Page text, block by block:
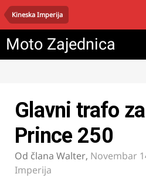
Kineska Imperija
Moto Zajednica
Glavni trafo
Prince 250
Od člana Walter, Novembar
Imperija